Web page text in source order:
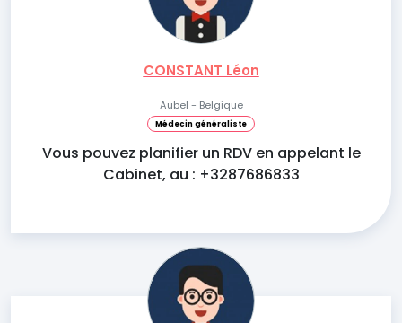
CONSTANT Léon
Aubel - Belgique
Médecin généraliste
Vous pouvez planifier un RDV en appelant le
Cabinet, au : +3287686833